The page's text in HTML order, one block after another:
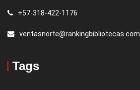
+57-318-422-1176
ventasnorte@rankingbibliotecas.com
Tags